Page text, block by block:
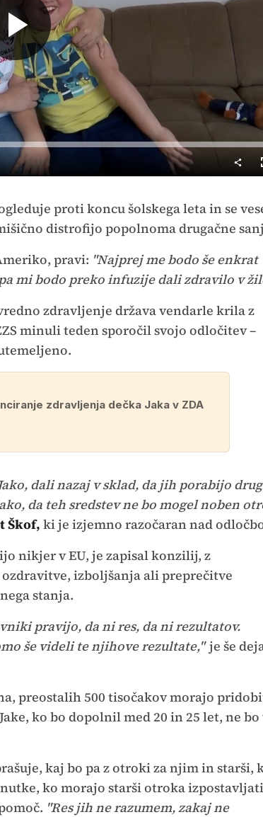
Predvajaj
proti koncu šolskega leta in se
distrofijo popolnoma drugačne
pravi: "Najprej me bodo še enkrat
mi bodo preko infuzije dali zdravilo v
zdravljenje država vendarle krila z
minuli teden sporočil svojo odločitev –
zdravljenja dečka Jaka v ZDA
dali nazaj v sklad, da jih porabijo
da teh sredstev ne bo mogel noben
Škof,ki je izjemno razočaran nad
nikjer v EU, je zapisal konzilij, z
izboljšanja ali preprečitve
stanja.
pravijo, da ni res, da ni rezultatov.
še videli te njihove rezultate,"je še
preostalih 500 tisočakov morajo
ko bo dopolnil med 20 in 25 let, ne bo
kaj bo pa z otroki za njim in starši,
ko morajo starši otroka
"Res jih ne razumem, zakaj ne